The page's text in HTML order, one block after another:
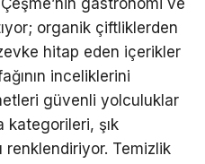
gastronomi ve
organik çiftliklerden
hitap eden içerikler
inceliklerini
güvenli yolculuklar
kategorileri, şık
renklendiriyor. Temizlik